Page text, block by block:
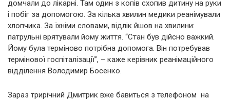
домчали до лікарні. Там один з копів схопив дитину на руки
і побіг за допомогою. За кілька хвилин медики реанімували
хлопчика. За їхніми словами, відлік йшов на хвилини:
патрульні врятували йому життя. “Стан був дійсно важкий.
Йому була терміново потрібна допомога. Він потребував
термінової госпіталізації”, – каже керівник реанімаційного
відділення Володимир Босенко.
Зараз трирічний Дмитрик вже бавиться з телефоном на